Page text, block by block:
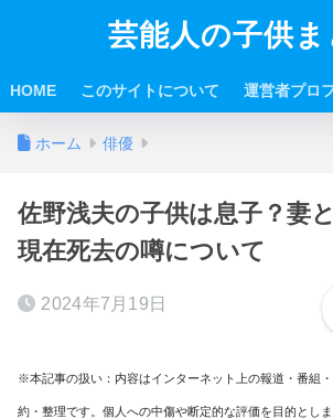
芸能人の子供
HOME このサイトについて 運営者プロ
ホーム 俳優
佐野浅夫の子供は息子？妻
現在死去の噂について
2024年7月19日
※本記事の扱い：内容はインターネット上の報道・番組
約・整理です。個人への中傷や断定的な評価を目的とし